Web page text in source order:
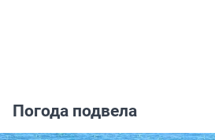
Погода подвела